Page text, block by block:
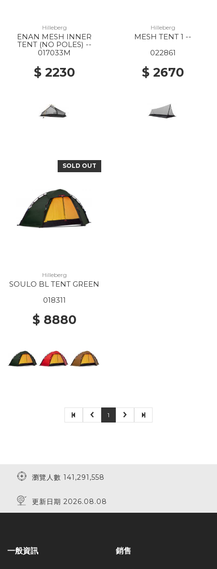
Hilleberg
ENAN MESH INNER
TENT (NO POLES) --
017033M
$ 2230
Hilleberg
MESH TENT 1 --
022861
$ 2670
SOLD OUT
Hilleberg
SOULO BL TENT GREEN
018311
$ 8880
1
瀏覽人數 141,291,558
更新日期 2026.08.08
一般資訊 銷售